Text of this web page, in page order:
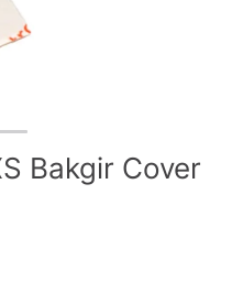
Bakgir Cover